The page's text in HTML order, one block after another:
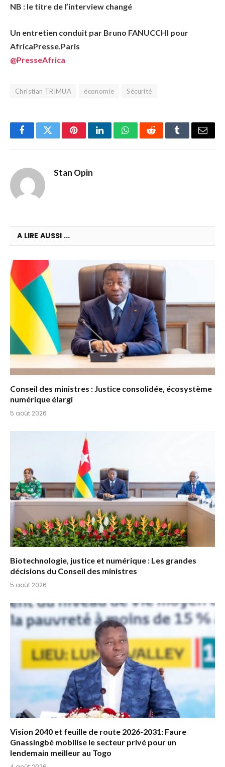
NB : le titre de l’interview changé
Un entretien conduit par Bruno FANUCCHI pour
AfricaPresse.Paris
@PresseAfrica
Christian TRIMUA économie Sécurité
FacebookTwitterPinterestLinkedInWhatsAppRedditTumblrEmail
Stan Opin
A LIRE AUSSI ...
Conseil des ministres : Justice consolidée, écosystème
numérique élargi
5 août 2026
Biotechnologie, justice et numérique : Les grandes
décisions du Conseil des ministres
5 août 2026
Vision 2040 et feuille de route 2026-2031: Faure
Gnassingbé mobilise le secteur privé pour un
lendemain meilleur au Togo